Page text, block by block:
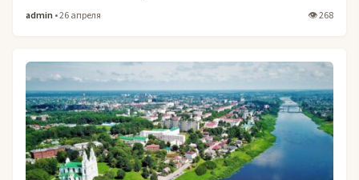
admin • 26 апреля 👁 268